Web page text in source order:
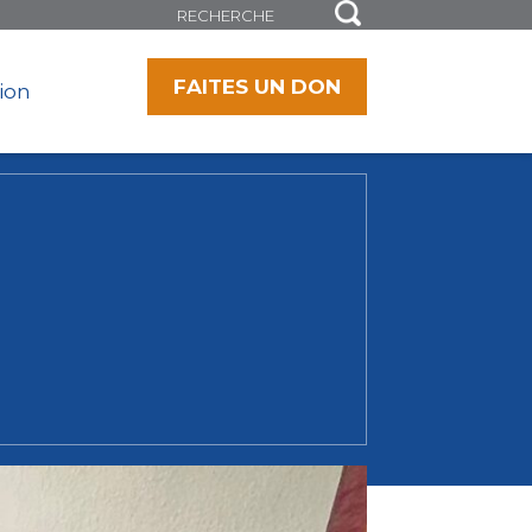
FAITES UN DON